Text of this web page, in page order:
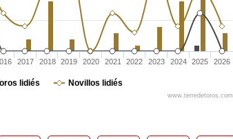
lidiés Novillos lidiés
2017 2018 2019 2020 2021 2022 2023 2024 2025 2026
www.terredetoros.com